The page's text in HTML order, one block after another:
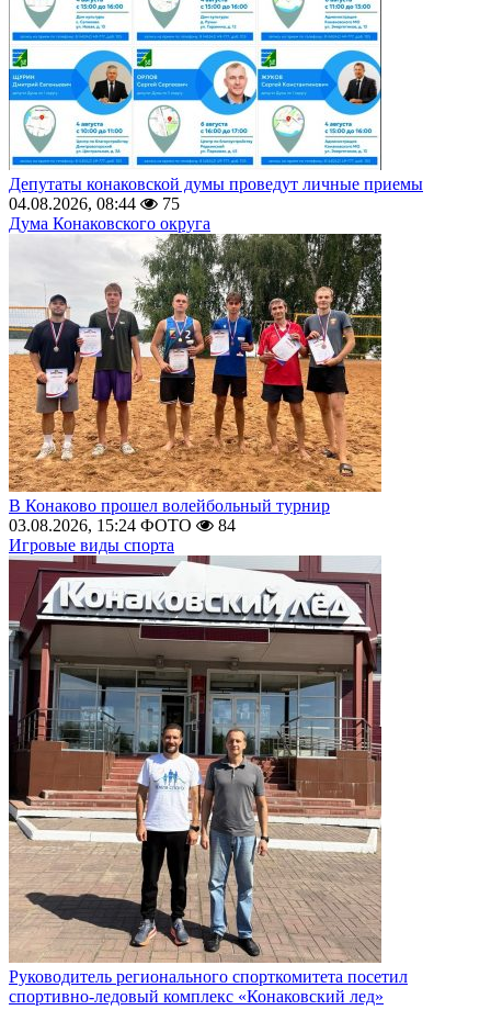
Депутаты конаковской думы проведут личные приемы
04.08.2026, 08:44
75
Дума Конаковского округа
В Конаково прошел волейбольный турнир
03.08.2026, 15:24 ФОТО
84
Игровые виды спорта
Руководитель регионального спорткомитета посетил
спортивно-ледовый комплекс «Конаковский лед»